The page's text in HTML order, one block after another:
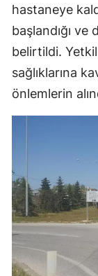
hastaneye
başlandığı ve
belirtildi.
sağlıklarına
önlemlerin